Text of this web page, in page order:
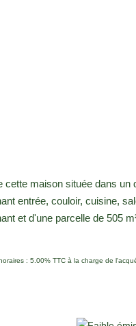
maison située dans un
entrée, couloir, cuisine,
et d'une parcelle de 505
: 5.00% TTC à la charge de